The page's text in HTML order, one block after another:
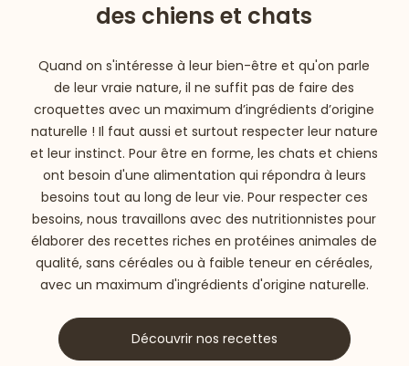
des chiens et chats
Quand on s'intéresse à leur bien-être et qu'on parle
de leur vraie nature, il ne suffit pas de faire des
croquettes avec un maximum d’ingrédients d’origine
naturelle ! Il faut aussi et surtout respecter leur nature
et leur instinct. Pour être en forme, les chats et chiens
ont besoin d'une alimentation qui répondra à leurs
besoins tout au long de leur vie. Pour respecter ces
besoins, nous travaillons avec des nutritionnistes pour
élaborer des recettes riches en protéines animales de
qualité, sans céréales ou à faible teneur en céréales,
avec un maximum d'ingrédients d'origine naturelle.
Découvrir nos recettes